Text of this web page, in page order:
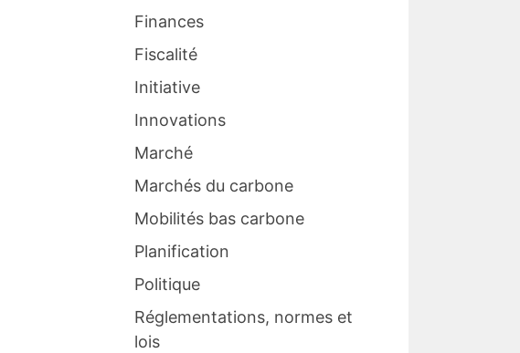
Finances
Fiscalité
Initiative
Innovations
Marché
Marchés du carbone
Mobilités bas carbone
Planification
Politique
Réglementations, normes et
lois